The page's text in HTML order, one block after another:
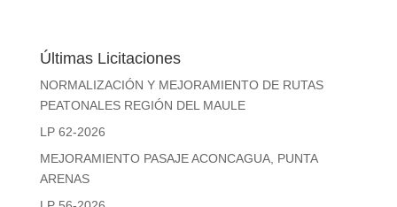
Últimas Licitaciones
NORMALIZACIÓN Y MEJORAMIENTO DE RUTAS
PEATONALES REGIÓN DEL MAULE
LP 62-2026
MEJORAMIENTO PASAJE ACONCAGUA, PUNTA
ARENAS